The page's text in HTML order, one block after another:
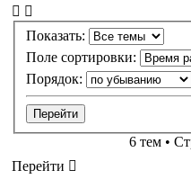
Показать:
Поле сортировки:
Порядок:
6 тем •
Перейти